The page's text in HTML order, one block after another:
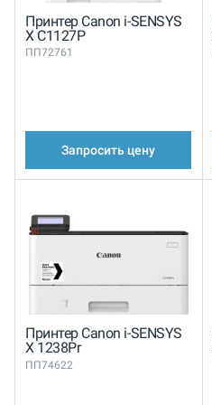
Принтер Canon i-SENSYS
X C1127P
ПП72761
Запросить цену
Принтер Canon i-SENSYS
X 1238Pr
ПП74622